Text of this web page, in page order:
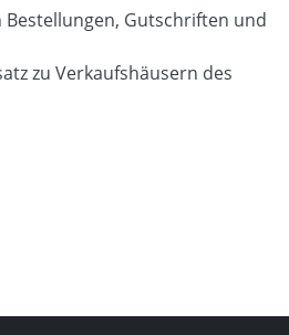
Gutschriften und
zu Verkaufshäusern des